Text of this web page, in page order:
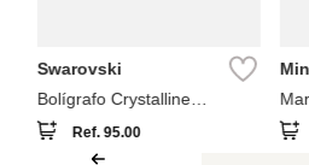
Swarovski
Bolígrafo Crystalline
Swarovski Azul
Ref.95.00